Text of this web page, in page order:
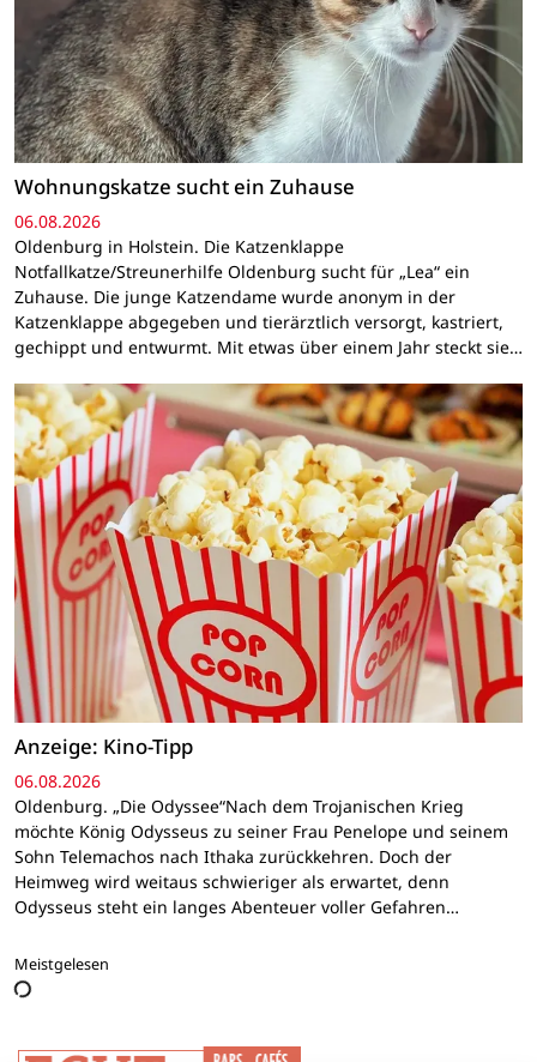
Wohnungskatze sucht ein Zuhause
06.08.2026
Oldenburg in Holstein. Die Katzenklappe
Notfallkatze/Streunerhilfe Oldenburg sucht für „Lea“ ein
Zuhause. Die junge Katzendame wurde anonym in der
Katzenklappe abgegeben und tierärztlich versorgt, kastriert,
gechippt und entwurmt. Mit etwas über einem Jahr steckt sie…
Anzeige: Kino-Tipp
06.08.2026
Oldenburg. „Die Odyssee“Nach dem Trojanischen Krieg
möchte König Odysseus zu seiner Frau Penelope und seinem
Sohn Telemachos nach Ithaka zurückkehren. Doch der
Heimweg wird weitaus schwieriger als erwartet, denn
Odysseus steht ein langes Abenteuer voller Gefahren…
Meistgelesen